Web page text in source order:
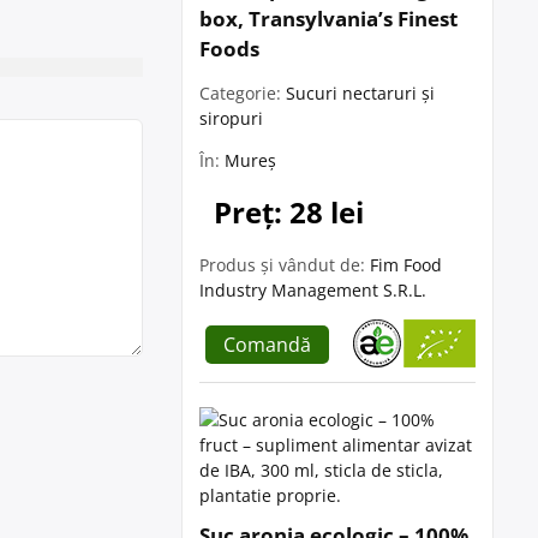
box, Transylvania’s Finest
Foods
Categorie: Sucuri nectaruri și
siropuri
În: Mureș
Preț: 28 lei
Produs și vândut de: Fim Food
Industry Management S.R.L.
Comandă